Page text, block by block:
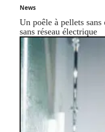
News
Un poêle à pellets
sans réseau électrique